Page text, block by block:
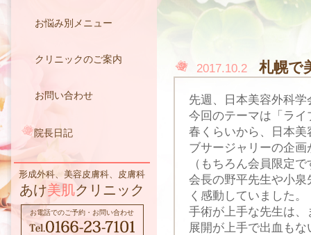
お悩み別メニュー
クリニックのご案内
お問い合わせ
院長日記
形成外科、美容皮膚科、皮膚科
あけ美肌クリニック
お電話でのご予約・お問い合わせ
2017.10.2 札幌で
先週、日本美容外科
今回のテーマは「ラ
春くらいから、日本
ブサージャリーの企
（もちろん会員限定
会長の野平先生や小
く感動していました。
手術が上手な先生は
展開が上手で出血もな